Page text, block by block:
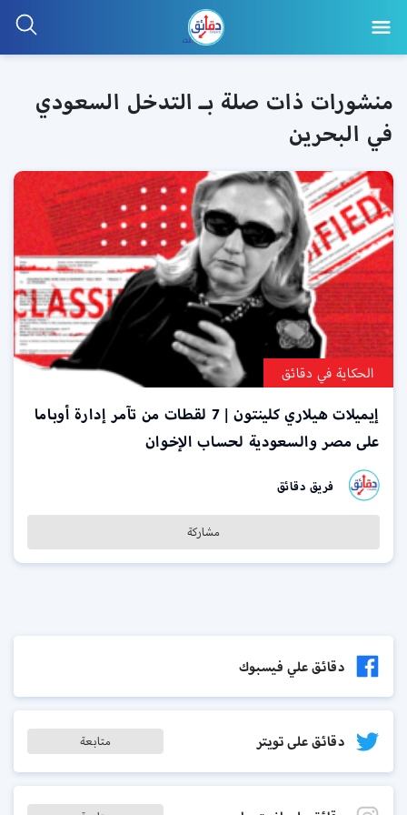
منشورات ذات صلة بـ التدخل السعودي
في البحرين
الحكاية في دقائق
إيميلات هيلاري كلينتون | 7 لقطات من تآمر إدارة أوباما
على مصر والسعودية لحساب الإخوان
فريق دقائق
مشاركة
دقائق علي فيسبوك
دقائق على تويتر متابعة